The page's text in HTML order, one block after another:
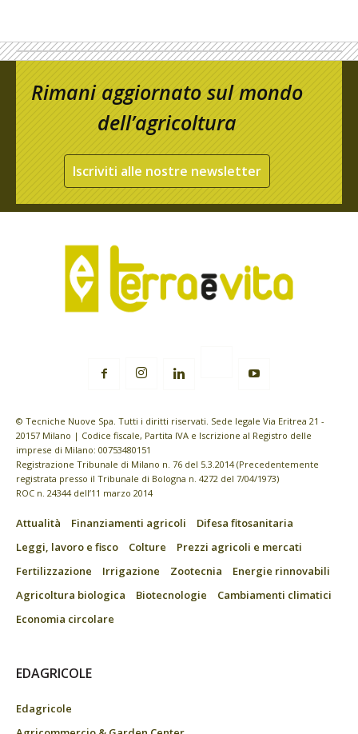
Rimani aggiornato sul mondo
dell’agricoltura
Iscriviti alle nostre newsletter
© Tecniche Nuove Spa. Tutti i diritti riservati. Sede legale Via Eritrea 21 -
20157 Milano | Codice fiscale, Partita IVA e Iscrizione al Registro delle
imprese di Milano: 00753480151
Registrazione Tribunale di Milano n. 76 del 5.3.2014 (Precedentemente
registrata presso il Tribunale di Bologna n. 4272 del 7/04/1973)
ROC n. 24344 dell’11 marzo 2014
Attualità Finanziamenti agricoli
Difesa fitosanitaria
Leggi, lavoro e fisco
Colture
Prezzi agricoli e mercati
Fertilizzazione
Irrigazione Zootecnia
Energie rinnovabili
Agricoltura biologica
Biotecnologie
Cambiamenti climatici
Economia circolare
EDAGRICOLE
Edagricole